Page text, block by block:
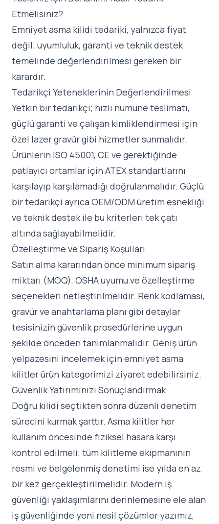
Etmelisiniz?
Emniyet asma kilidi tedariki, yalnızca fiyat
değil; uyumluluk, garanti ve teknik destek
temelinde değerlendirilmesi gereken bir
karardır.
Tedarikçi Yeteneklerinin Değerlendirilmesi
Yetkin bir tedarikçi; hızlı numune teslimatı,
güçlü garanti ve çalışan kimliklendirmesi için
özel lazer gravür gibi hizmetler sunmalıdır.
Ürünlerin ISO 45001, CE ve gerektiğinde
patlayıcı ortamlar için ATEX standartlarını
karşılayıp karşılamadığı doğrulanmalıdır. Güçlü
bir tedarikçi ayrıca OEM/ODM üretim esnekliği
ve teknik destek ile bu kriterleri tek çatı
altında sağlayabilmelidir.
Özelleştirme ve Sipariş Koşulları
Satın alma kararından önce minimum sipariş
miktarı (MOQ), OSHA uyumu ve özelleştirme
seçenekleri netleştirilmelidir. Renk kodlaması,
gravür ve anahtarlama planı gibi detaylar
tesisinizin güvenlik prosedürlerine uygun
şekilde önceden tanımlanmalıdır. Geniş ürün
yelpazesini incelemek için emniyet asma
kilitler ürün kategorimizi ziyaret edebilirsiniz.
Güvenlik Yatırımınızı Sonuçlandırmak
Doğru kilidi seçtikten sonra düzenli denetim
sürecini kurmak şarttır. Asma kilitler her
kullanım öncesinde fiziksel hasara karşı
kontrol edilmeli; tüm kilitleme ekipmanının
resmi ve belgelenmiş denetimi ise yılda en az
bir kez gerçekleştirilmelidir. Modern iş
güvenliği yaklaşımlarını derinlemesine ele alan
iş güvenliğinde yeni nesil çözümler yazımız,